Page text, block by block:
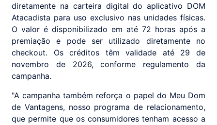
diretamente na carteira digital do aplicativo DOM
Atacadista para uso exclusivo nas unidades físicas.
O valor é disponibilizado em até 72 horas após a
premiação e pode ser utilizado diretamente no
checkout. Os créditos têm validade até 29 de
novembro de 2026, conforme regulamento da
campanha.
"A campanha também reforça o papel do Meu Dom
de Vantagens, nosso programa de relacionamento,
que permite que os consumidores tenham acesso a